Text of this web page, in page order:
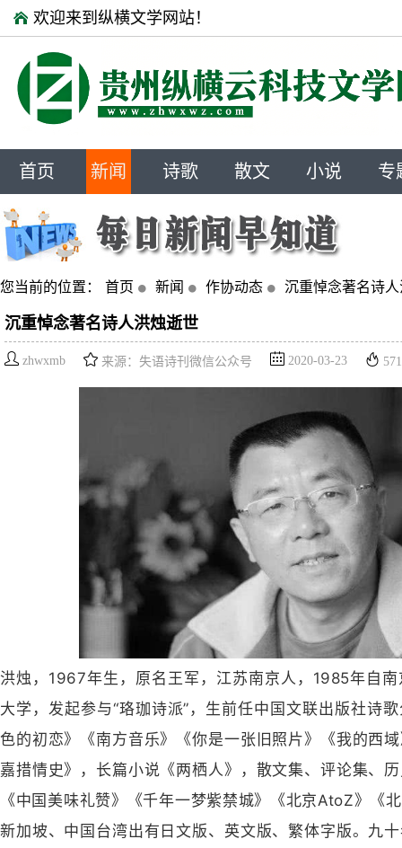
欢迎来到纵横文学网站！
首页 新闻 诗歌 散文 小说 专
您当前的位置： 首页 新闻 作协动态 沉重悼念著名诗
沉重悼念著名诗人洪烛逝世
zhwxmb 来源：失语诗刊微信公众号 2020-03-23 571
洪烛，1967年生，原名王军，江苏南京人，1985年自
大学，发起参与“珞珈诗派”，生前任中国文联出版社诗
色的初恋》《南方音乐》《你是一张旧照片》《我的西
嘉措情史》，长篇小说《两栖人》，散文集、评论集、
《中国美味礼赞》《千年一梦紫禁城》《北京AtoZ》《
新加坡、中国台湾出有日文版、英文版、繁体字版。九